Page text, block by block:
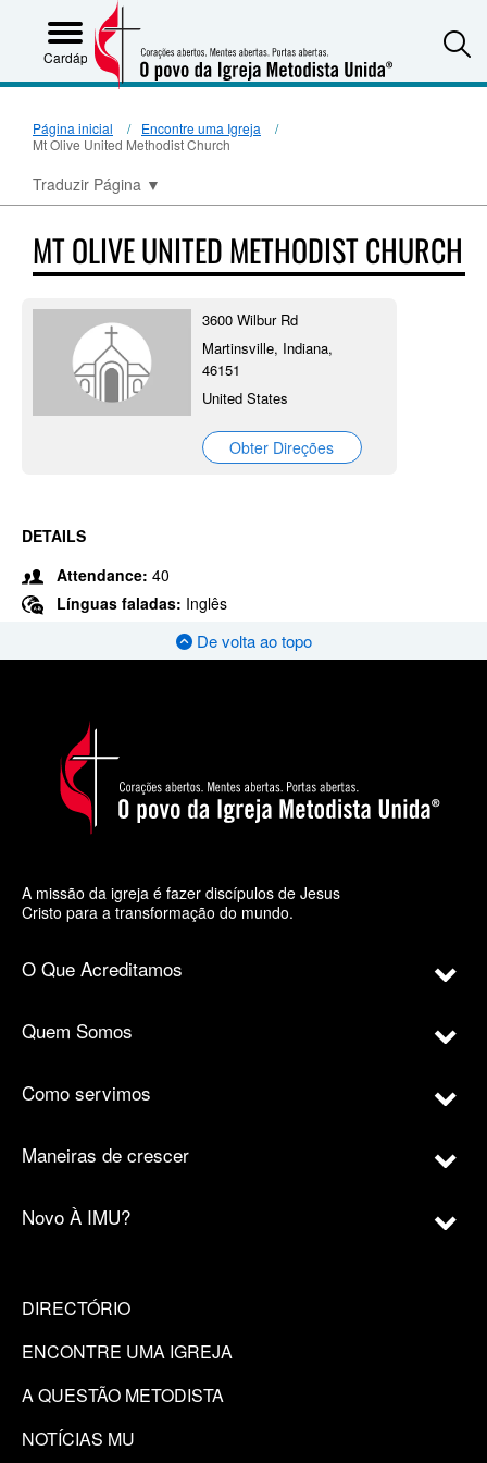
Cardápio
Página inicial
Encontre uma Igreja
Mt Olive United Methodist Church
Traduzir Página ▼
MT OLIVE UNITED METHODIST CHURCH
3600 Wilbur Rd
Martinsville, Indiana,
46151
United States
Obter Direções
DETAILS
Attendance: 40
Línguas faladas: Inglês
De volta ao topo
A missão da igreja é fazer discípulos de Jesus
Cristo para a transformação do mundo.
O Que Acreditamos
Quem Somos
Como servimos
Maneiras de crescer
Novo À IMU?
DIRECTÓRIO
ENCONTRE UMA IGREJA
A QUESTÃO METODISTA
NOTÍCIAS MU